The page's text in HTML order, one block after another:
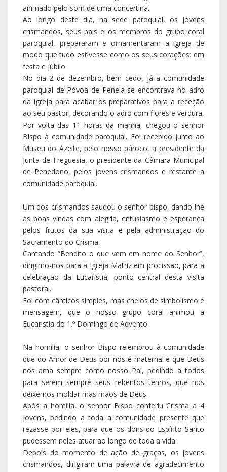
animado pelo som de uma concertina.
Ao longo deste dia, na sede paroquial, os jovens
crismandos, seus pais e os membros do grupo coral
paroquial, prepararam e ornamentaram a igreja de
modo que tudo estivesse como os seus corações: em
festa e júbilo.
No dia 2 de dezembro, bem cedo, já a comunidade
paroquial de Póvoa de Penela se encontrava no adro
da igreja para acabar os preparativos para a receção
ao seu pastor, decorando o adro com flores e verdura.
Por volta das 11 horas da manhã, chegou o senhor
Bispo à comunidade paroquial. Foi recebido junto ao
Museu do Azeite, pelo nosso pároco, a presidente da
Junta de Freguesia, o presidente da Câmara Municipal
de Penedono, pelos jovens crismandos e restante a
comunidade paroquial.
Um dos crismandos saudou o senhor bispo, dando-lhe
as boas vindas com alegria, entusiasmo e esperança
pelos frutos da sua visita e pela administração do
Sacramento do Crisma.
Cantando “Bendito o que vem em nome do Senhor”,
dirigimo-nos para a Igreja Matriz em procissão, para a
celebração da Eucaristia, ponto central desta visita
pastoral.
Foi com cânticos simples, mas cheios de simbolismo e
mensagem, que o nosso grupo coral animou a
Eucaristia do 1.º Domingo de Advento.
Na homilia, o senhor Bispo relembrou à comunidade
que do Amor de Deus por nós é maternal e que Deus
nos ama sempre como nosso Pai, pedindo a todos
para serem sempre seus rebentos tenros, que nos
deixemos moldar mas mãos de Deus.
Após a homilia, o senhor Bispo conferiu Crisma a 4
jovens, pedindo a toda a comunidade presente que
rezasse por eles, para que os dons do Espírito Santo
pudessem neles atuar ao longo de toda a vida.
Depois do momento de ação de graças, os jovens
crismandos, dirigiram uma palavra de agradecimento